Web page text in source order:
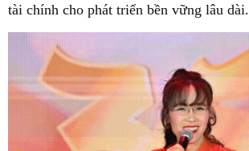
tài chính cho phát triển bền vững lâu dài.